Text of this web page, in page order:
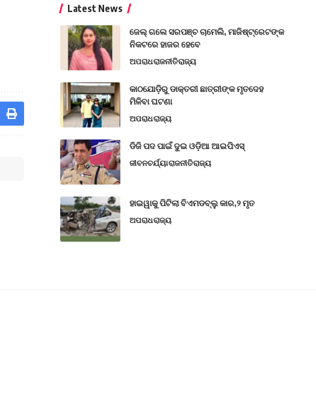
Latest News
ଜେଲ୍ ଗଲେ ସରପଞ୍ଚ ଚାମେଲି, ମାଜିଷ୍ଟ୍ରେଟଙ୍କ
ନିକଟରେ ହାଜର ହେବେ
ଅପରାଧରାଜନୀତିରାଜ୍ୟ
କାଠଯୋଡ଼ିରୁ ଡାକ୍ତରୀ ଛାତ୍ରୀଙ୍କ ମୃତଦେହ
ମିଳିବା ଘଟଣା
ଅପରାଧରାଜ୍ୟ
ଡିଜି ପଦ ପାଇଁ ଦୁଇ ଓଡ଼ିଆ ଆଇପିଏସ୍
ଜୀବନଚର୍ଯ୍ୟାରାଜନୀତିରାଜ୍ୟ
ହାଇୱାକୁ ପିଟିଲା ବିଏମଡବ୍ଲୁ କାର,୨ ମୃତ
ଅପରାଧରାଜ୍ୟ